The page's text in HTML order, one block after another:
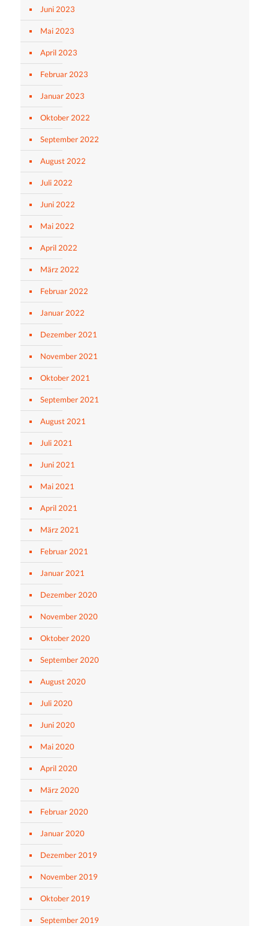
Juni 2023
Mai 2023
April 2023
Februar 2023
Januar 2023
Oktober 2022
September 2022
August 2022
Juli 2022
Juni 2022
Mai 2022
April 2022
März 2022
Februar 2022
Januar 2022
Dezember 2021
November 2021
Oktober 2021
September 2021
August 2021
Juli 2021
Juni 2021
Mai 2021
April 2021
März 2021
Februar 2021
Januar 2021
Dezember 2020
November 2020
Oktober 2020
September 2020
August 2020
Juli 2020
Juni 2020
Mai 2020
April 2020
März 2020
Februar 2020
Januar 2020
Dezember 2019
November 2019
Oktober 2019
September 2019